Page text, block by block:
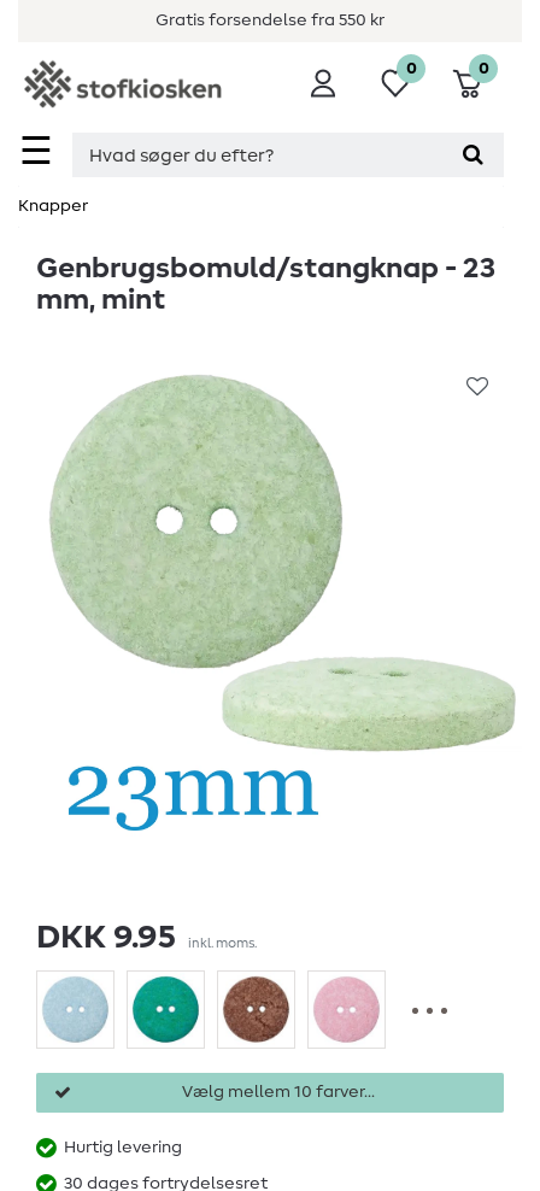
Gratis forsendelse fra 550 kr
☰
0 0
Knapper
Genbrugsbomuld/stangknap - 23
mm, mint
DKK 9.95 inkl. moms.
Vælg mellem 10 farver...
Hurtig levering
30 dages fortrydelsesret